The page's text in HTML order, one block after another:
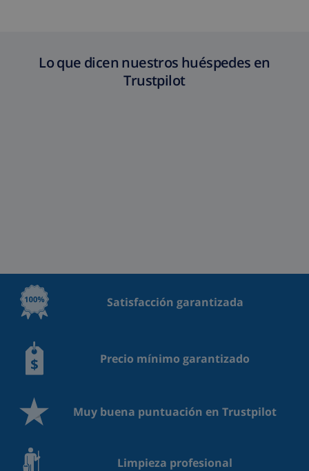
Lo que dicen nuestros huéspedes en
Trustpilot
Satisfacción garantizada
Precio mínimo garantizado
Muy buena puntuación en Trustpilot
Limpieza profesional